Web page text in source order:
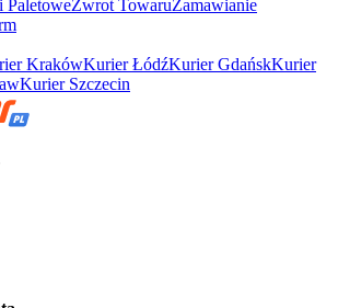
PaletoweZwrot TowaruZamawianie
KrakówKurier ŁódźKurier GdańskKurier
Kurier Szczecin